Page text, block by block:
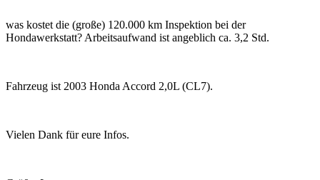
was kostet die (große) 120.000 km Inspektion bei der
Hondawerkstatt? Arbeitsaufwand ist angeblich ca. 3,2 Std.
Fahrzeug ist 2003 Honda Accord 2,0L (CL7).
Vielen Dank für eure Infos.